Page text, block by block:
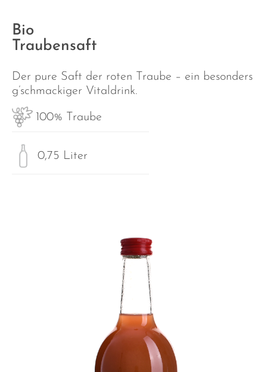
Bio
Traubensaft
Der pure Saft der roten Traube – ein besonders
g’schmackiger Vitaldrink.
100% Traube
0,75 Liter